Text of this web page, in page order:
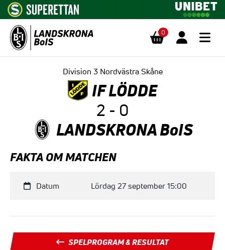
0
Division 3 Nordvästra Skåne
IF LÖDDE
2 - 0
LANDSKRONA BoIS
FAKTA OM MATCHEN
Datum Lördag 27 september 15:00
SPELPROGRAM & RESULTAT